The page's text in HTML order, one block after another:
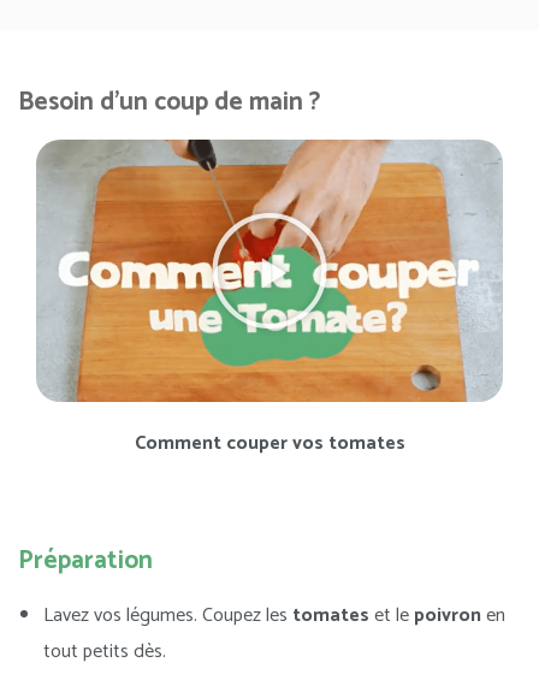
Besoin d'un coup de main ?
Comment couper vos tomates
Préparation
Lavez vos légumes. Coupez les tomateset lepoivronen
tout petits dès.